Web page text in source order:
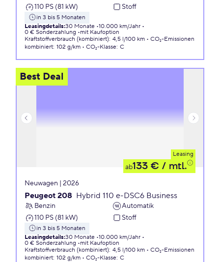
110 PS (81 kW)
Stoff
in 3 bis 5 Monaten
Leasingdetails:30 Monate 10.000 km/Jahr
0 € Sonderzahlung
mit Kaufoption
Kraftstoffverbrauch (kombiniert): 4,5 l/100 km
CO₂-Emissionen
kombiniert: 102 g/km CO₂-Klasse: C
Best Deal
Leasing
ab133 € / mtl.
Neuwagen | 2026
Peugeot 208 Hybrid 110 e-DSC6 Business
Benzin
Automatik
110 PS (81 kW)
Stoff
in 3 bis 5 Monaten
Leasingdetails:30 Monate 10.000 km/Jahr
0 € Sonderzahlung
mit Kaufoption
Kraftstoffverbrauch (kombiniert): 4,5 l/100 km
CO₂-Emissionen
kombiniert: 102 g/km CO₂-Klasse: C